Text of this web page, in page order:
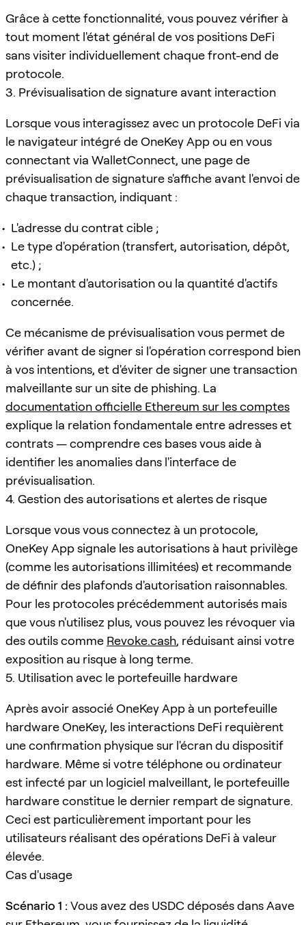
Grâce à cette fonctionnalité, vous pouvez vérifier à
tout moment l'état général de vos positions DeFi
sans visiter individuellement chaque front-end de
protocole.
3. Prévisualisation de signature avant interaction
Lorsque vous interagissez avec un protocole DeFi via
le navigateur intégré de OneKey App ou en vous
connectant via WalletConnect, une page de
prévisualisation de signature s'affiche avant l'envoi de
chaque transaction, indiquant :
L'adresse du contrat cible ;
Le type d'opération (transfert, autorisation, dépôt,
etc.) ;
Le montant d'autorisation ou la quantité d'actifs
concernée.
Ce mécanisme de prévisualisation vous permet de
vérifier avant de signer si l'opération correspond bien
à vos intentions, et d'éviter de signer une transaction
malveillante sur un site de phishing. La
documentation officielle Ethereum sur les comptes
explique la relation fondamentale entre adresses et
contrats — comprendre ces bases vous aide à
identifier les anomalies dans l'interface de
prévisualisation.
4. Gestion des autorisations et alertes de risque
Lorsque vous vous connectez à un protocole,
OneKey App signale les autorisations à haut privilège
(comme les autorisations illimitées) et recommande
de définir des plafonds d'autorisation raisonnables.
Pour les protocoles précédemment autorisés mais
que vous n'utilisez plus, vous pouvez les révoquer via
des outils comme Revoke.cash, réduisant ainsi votre
exposition au risque à long terme.
5. Utilisation avec le portefeuille hardware
Après avoir associé OneKey App à un portefeuille
hardware OneKey, les interactions DeFi requièrent
une confirmation physique sur l'écran du dispositif
hardware. Même si votre téléphone ou ordinateur
est infecté par un logiciel malveillant, le portefeuille
hardware constitue le dernier rempart de signature.
Ceci est particulièrement important pour les
utilisateurs réalisant des opérations DeFi à valeur
élevée.
Cas d'usage
Scénario 1 : Vous avez des USDC déposés dans Aave